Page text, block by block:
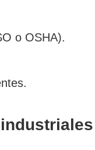
o OSHA).